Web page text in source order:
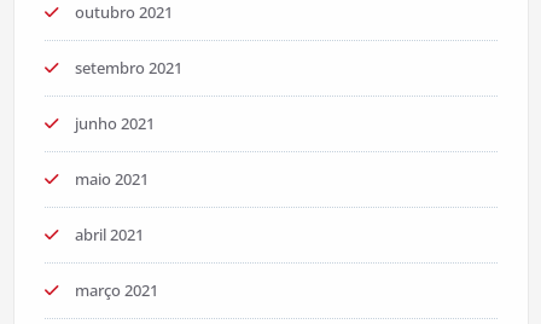
outubro 2021
setembro 2021
junho 2021
maio 2021
abril 2021
março 2021